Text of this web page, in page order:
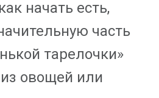
начать есть,
часть
тарелочки»
овощей или